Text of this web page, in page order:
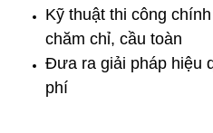
Kỹ thuật thi công
chăm chỉ, cầu toàn
Đưa ra giải pháp hiệu
phí